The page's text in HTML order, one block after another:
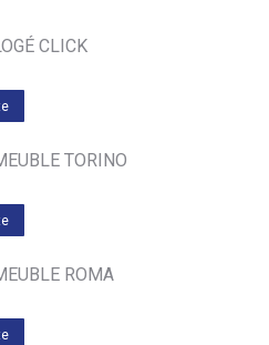
CLICK
TORINO
ROMA